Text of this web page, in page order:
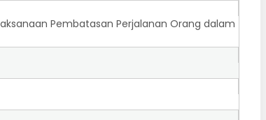
Pembatasan Perjalanan Orang dalam